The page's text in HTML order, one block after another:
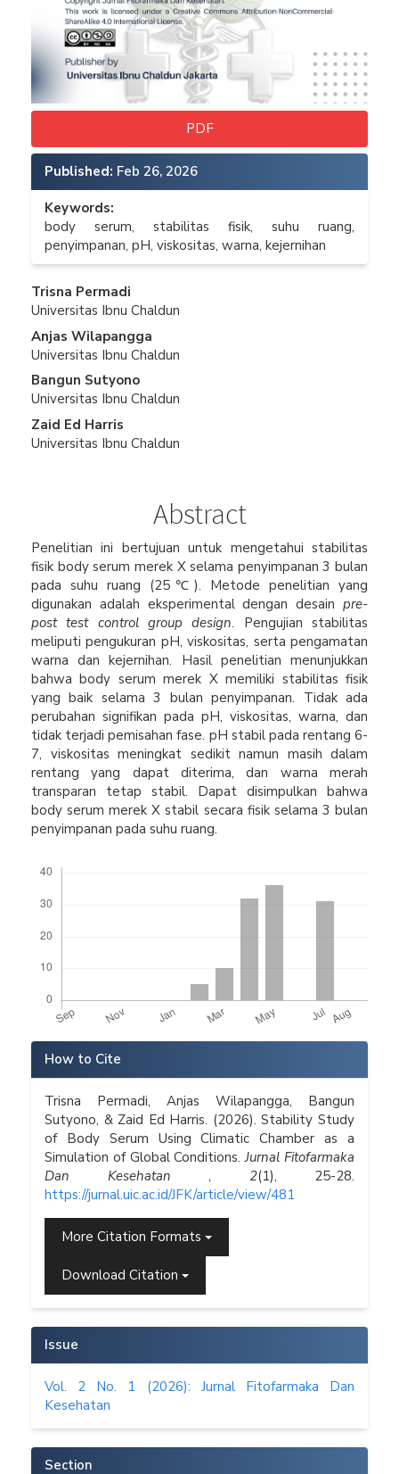
PDF
Published: Feb 26, 2026
Keywords:
body serum, stabilitas fisik, suhu ruang,
penyimpanan, pH, viskositas, warna, kejernihan
Main
Article
Content
Trisna Permadi
Universitas Ibnu Chaldun
Anjas Wilapangga
Universitas Ibnu Chaldun
Bangun Sutyono
Universitas Ibnu Chaldun
Zaid Ed Harris
Universitas Ibnu Chaldun
Abstract
Penelitian ini bertujuan untuk mengetahui stabilitas
fisik body serum merek X selama penyimpanan 3 bulan
pada suhu ruang (25℃). Metode penelitian yang
digunakan adalah eksperimental dengan desain pre-
post test control group design. Pengujian stabilitas
meliputi pengukuran pH, viskositas, serta pengamatan
warna dan kejernihan. Hasil penelitian menunjukkan
bahwa body serum merek X memiliki stabilitas fisik
yang baik selama 3 bulan penyimpanan. Tidak ada
perubahan signifikan pada pH, viskositas, warna, dan
tidak terjadi pemisahan fase. pH stabil pada rentang 6-
7, viskositas meningkat sedikit namun masih dalam
rentang yang dapat diterima, dan warna merah
transparan tetap stabil. Dapat disimpulkan bahwa
body serum merek X stabil secara fisik selama 3 bulan
penyimpanan pada suhu ruang.
Article
Details
How to Cite
Trisna Permadi, Anjas Wilapangga, Bangun
Sutyono, & Zaid Ed Harris. (2026). Stability Study
of Body Serum Using Climatic Chamber as a
Simulation of Global Conditions.Jurnal Fitofarmaka
Dan Kesehatan , 2(1), 25-28.
https://jurnal.uic.ac.id/JFK/article/view/481
More Citation Formats
Download Citation
Issue
Vol. 2 No. 1 (2026): Jurnal Fitofarmaka Dan
Kesehatan
Section